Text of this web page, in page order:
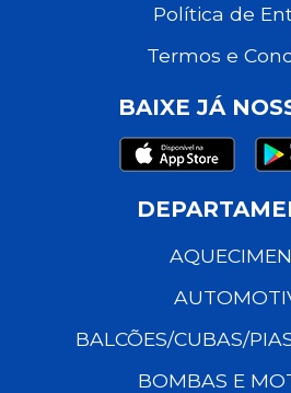
Política de
Termos e
BAIXE JÁ
BALCÕES/CUBAS/
BOMBAS E